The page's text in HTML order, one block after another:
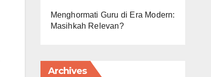
Menghormati Guru di Era Modern:
Masihkah Relevan?
Archives